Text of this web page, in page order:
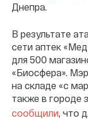
Днепра.
В результате
сети аптек
для 500
«Биосфера».
на складе «с
также в городе
сообщили , что